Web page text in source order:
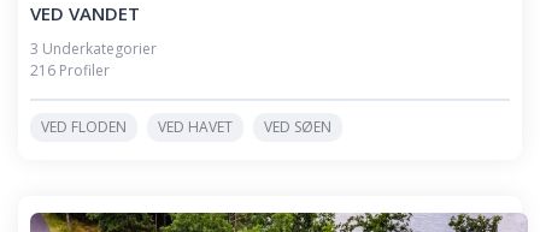
VED VANDET
3 Underkategorier
216 Profiler
VED FLODEN VED HAVET VED SØEN